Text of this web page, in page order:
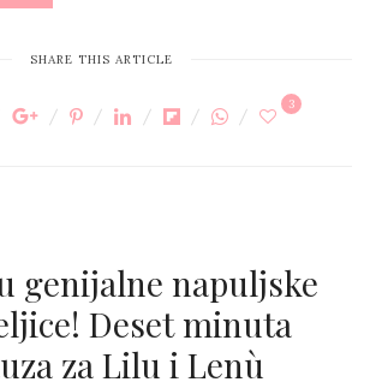
SHARE THIS ARTICLE
3
genijalne napuljske
Deset minuta
za Lilu i Lenù